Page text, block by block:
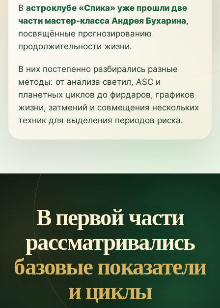
В астроклубе «Спика» уже прошли две
части мастер-класса Андрея Бухарина,
посвящённые прогнозированию
продолжительности жизни.
В них постепенно разбирались разные
методы: от анализа светил, ASC и
планетных циклов до фирдаров, графиков
жизни, затмений и совмещения нескольких
техник для выделения периодов риска.
В первой части
рассматривались
базовые показатели
и циклы